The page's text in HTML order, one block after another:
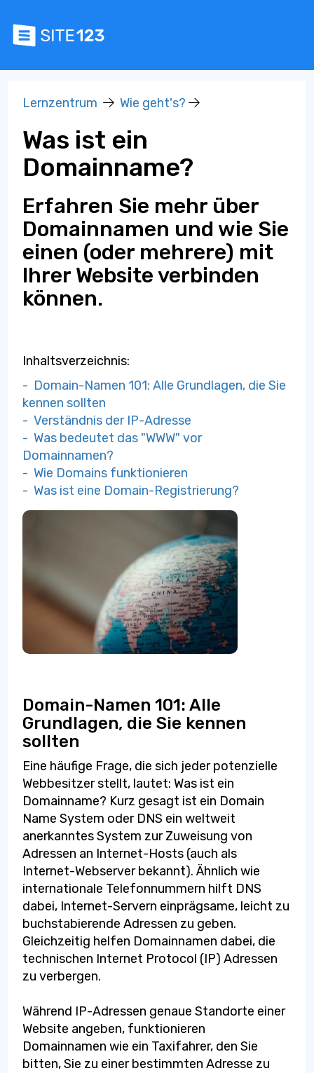
Lernzentrum Wie geht's?
Was ist ein
Domainname?
Erfahren Sie mehr über
Domainnamen und wie Sie
einen (oder mehrere) mit
Ihrer Website verbinden
können.
Inhaltsverzeichnis:
- Domain-Namen 101: Alle Grundlagen, die Sie
kennen sollten
- Verständnis der IP-Adresse
- Was bedeutet das "WWW" vor
Domainnamen?
- Wie Domains funktionieren
- Was ist eine Domain-Registrierung?
Domain-Namen 101: Alle
Grundlagen, die Sie kennen
sollten
Eine häufige Frage, die sich jeder potenzielle
Webbesitzer stellt, lautet: Was ist ein
Domainname? Kurz gesagt ist ein Domain
Name System oder DNS ein weltweit
anerkanntes System zur Zuweisung von
Adressen an Internet-Hosts (auch als
Internet-Webserver bekannt). Ähnlich wie
internationale Telefonnummern hilft DNS
dabei, Internet-Servern einprägsame, leicht zu
buchstabierende Adressen zu geben.
Gleichzeitig helfen Domainnamen dabei, die
technischen Internet Protocol (IP) Adressen
zu verbergen.
Während IP-Adressen genaue Standorte einer
Website angeben, funktionieren
Domainnamen wie ein Taxifahrer, den Sie
bitten, Sie zu einer bestimmten Adresse zu